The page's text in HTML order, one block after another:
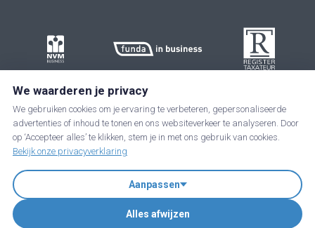
89237285 | BTW nummer: NL864919542B01
We waarderen je privacy
We gebruiken cookies om je ervaring te verbeteren, gepersonaliseerde
advertenties of inhoud te tonen en ons websiteverkeer te analyseren. Door
op ‘Accepteer alles’ te klikken, stem je in met ons gebruik van cookies.
Bekijk onze privacyverklaring
Aanpassen
Alles afwijzen